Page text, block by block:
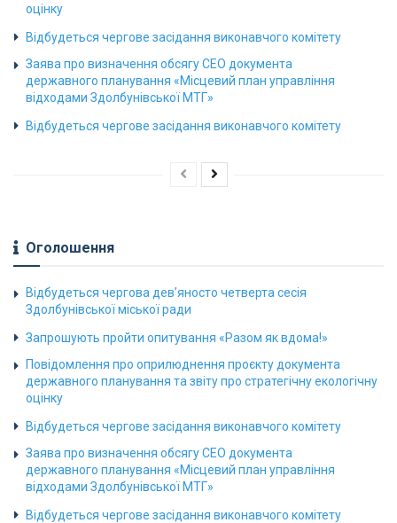
оцінку
Відбудеться чергове засідання виконавчого комітету
Заява про визначення обсягу СЕО документа
державного планування «Місцевий план управління
відходами Здолбунівської МТГ»
Відбудеться чергове засідання виконавчого комітету
Оголошення
Відбудеться чергова дев’яносто четверта сесія
Здолбунівської міської ради
Запрошують пройти опитування «Разом як вдома!»
Повідомлення про оприлюднення проєкту документа
державного планування та звіту про стратегічну екологічну
оцінку
Відбудеться чергове засідання виконавчого комітету
Заява про визначення обсягу СЕО документа
державного планування «Місцевий план управління
відходами Здолбунівської МТГ»
Відбудеться чергове засідання виконавчого комітету